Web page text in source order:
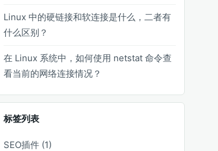
Linux 中的硬链接和软连接是什么，二者有
什么区别？
在 Linux 系统中，如何使用 netstat 命令查
看当前的网络连接情况？
标签列表
SEO插件 (1)